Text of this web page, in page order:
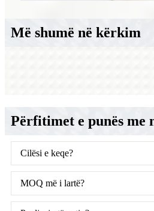
Më shumë në kërkim
Përfitimet e punës me
Cilësi e keqe?
MOQ më i lartë?